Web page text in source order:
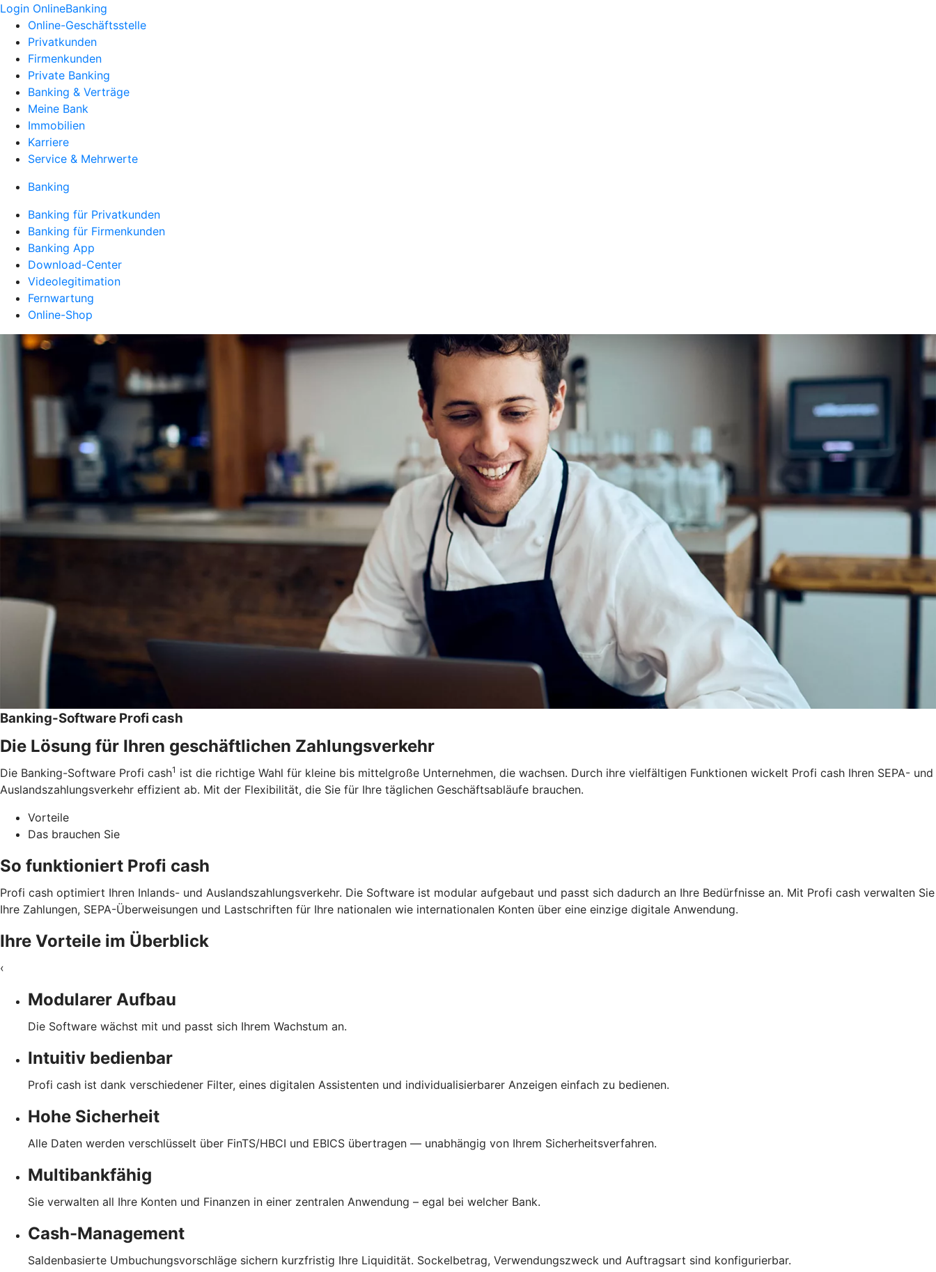
Login OnlineBanking
Online-Geschäftsstelle
Privatkunden
Firmenkunden
Private Banking
Banking & Verträge
Meine Bank
Immobilien
Karriere
Service & Mehrwerte
Banking
Banking für Privatkunden
Banking für Firmenkunden
Banking App
Download-Center
Videolegitimation
Fernwartung
Online-Shop
Banking-Software Profi cash
Die Lösung für Ihren geschäftlichen Zahlungsverkehr
Die Banking-Software Profi cash1 ist die richtige Wahl für kleine bis mittelgroße Unternehmen, die wachsen. Durch ihre vielfältigen Funktionen wickelt Profi cash Ihren SEPA- und
Auslandszahlungsverkehr effizient ab. Mit der Flexibilität, die Sie für Ihre täglichen Geschäftsabläufe brauchen.
Vorteile
Das brauchen Sie
So funktioniert Profi cash
Profi cash optimiert Ihren Inlands- und Auslandszahlungsverkehr. Die Software ist modular aufgebaut und passt sich dadurch an Ihre Bedürfnisse an. Mit Profi cash verwalten Sie
Ihre Zahlungen, SEPA-Überweisungen und Lastschriften für Ihre nationalen wie internationalen Konten über eine einzige digitale Anwendung.
Ihre Vorteile im Überblick
‹
Modularer Aufbau
Die Software wächst mit und passt sich Ihrem Wachstum an.
Intuitiv bedienbar
Profi cash ist dank verschiedener Filter, eines digitalen Assistenten und individualisierbarer Anzeigen einfach zu bedienen.
Hohe Sicherheit
Alle Daten werden verschlüsselt über FinTS/HBCI und EBICS übertragen — unabhängig von Ihrem Sicherheitsverfahren.
Multibankfähig
Sie verwalten all Ihre Konten und Finanzen in einer zentralen Anwendung – egal bei welcher Bank.
Cash-Management
Saldenbasierte Umbuchungsvorschläge sichern kurzfristig Ihre Liquidität. Sockelbetrag, Verwendungszweck und Auftragsart sind konfigurierbar.